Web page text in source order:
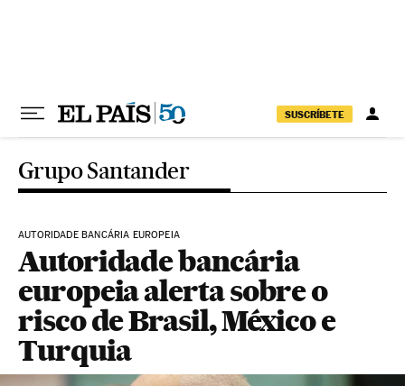
SUSCRÍBETE
Grupo Santander
AUTORIDADE BANCÁRIA EUROPEIA
Autoridade bancária
europeia alerta sobre o
risco de Brasil, México e
Turquia